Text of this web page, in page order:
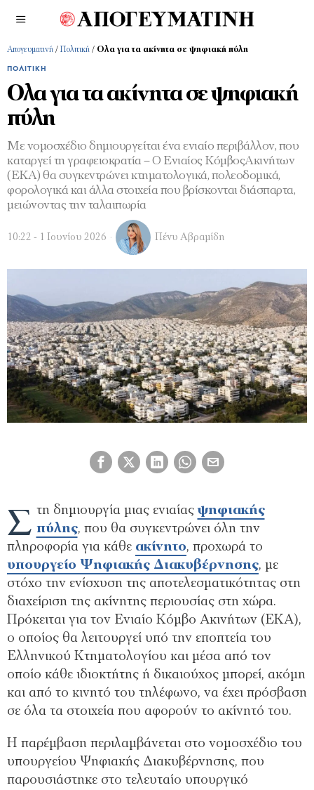
Απογευματινή / Πολιτική / Ολα για τα ακίνητα σε ψηφιακή πύλη
ΠΟΛΙΤΙΚΉ
Ολα για τα ακίνητα σε ψηφιακή
πύλη
Με νοµοσχέδιο δηµιουργείται ένα ενιαίο περιβάλλον, που
καταργεί τη γραφειοκρατία – Ο Ενιαίος ΚόµβοςΑκινήτων
(ΕΚΑ) θα συγκεντρώνει κτηµατολογικά, πολεοδοµικά,
φορολογικά και άλλα στοιχεία που βρίσκονται διάσπαρτα,
µειώνοντας την ταλαιπωρία
10:22 - 1 Ιουνίου 2026 Πένυ Αβραμίδη
Σ τη δημιουργία μιας ενιαίας ψηφιακής
πύλης, που θα συγκεντρώνει όλη την
πληροφορία για κάθε ακίνητο, προχωρά το
υπουργείο Ψηφιακής Διακυβέρνησης, με
στόχο την ενίσχυση της αποτελεσματικότητας στη
διαχείριση της ακίνητης περιουσίας στη χώρα.
Πρόκειται για τον Ενιαίο Κόμβο Ακινήτων (ΕΚΑ),
ο οποίος θα λειτουργεί υπό την εποπτεία του
Ελληνικού Κτηματολογίου και μέσα από τον
οποίο κάθε ιδιοκτήτης ή δικαιούχος μπορεί, ακόμη
και από το κινητό του τηλέφωνο, να έχει πρόσβαση
σε όλα τα στοιχεία που αφορούν το ακίνητό του.
Η παρέμβαση περιλαμβάνεται στο νομοσχέδιο του
υπουργείου Ψηφιακής Διακυβέρνησης, που
παρουσιάστηκε στο τελευταίο υπουργικό